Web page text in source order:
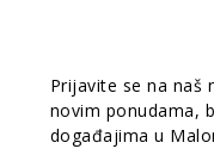
Prijavite se na naš
novim ponudama,
događajima u